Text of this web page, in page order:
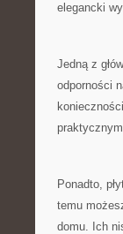
elegancki
Jedną z
odporności
Ponadto,
temu
domu. Ich